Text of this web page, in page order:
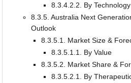
8.3.4.2.2. By Technology
8.3.5. Australia Next
Outlook
8.3.5.1. Market Size &
8.3.5.1.1. By Value
8.3.5.2. Market Share &
8.3.5.2.1. By